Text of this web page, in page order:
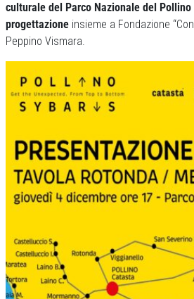
culturale del Parco Nazionale del
progettazione insieme a Fondazione
Peppino Vismara.